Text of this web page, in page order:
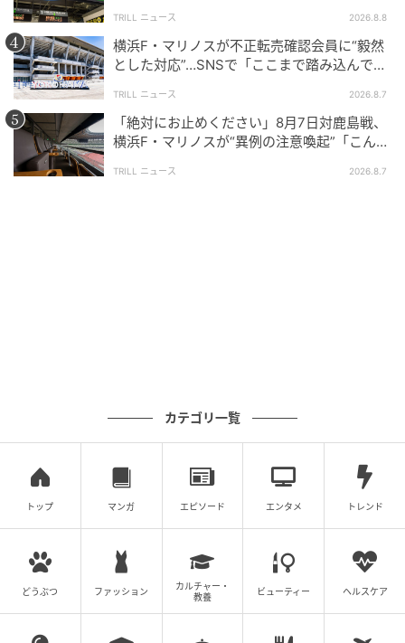
通帳の記帳などすぐ終わることであれば二回ぐらいならやって
もいいと思うけど、振込等の時間がかかることであれば、周り
の方の目もあるので1回で並び直します。
（20代女性・会社員・東海地方）
ATMの台数がいくつあるかにもよりますが、取引が3回以上あ
り、かつ後ろに並んでいる場合は並び直しています。2回の取
ATMで複数の取引を行う場合、「そのまま続
けてもいい」と回答した方の意見
続いて、「そのまま続けてもいい」と回答した方の意
見をご紹介します。
並び直す方が非効率だから
TRILL ニュース 2026.8.8
横浜F・マリノスが不正転売確認会員に“毅然
とした対応”…SNSで「ここまで踏み込んで無
TRILL ニュース 2026.8.7
「絶対にお止めください」8月7日対鹿島戦、
横浜F・マリノスが“異例の注意喚起”「こんな
TRILL ニュース 2026.8.7
カテゴリ一覧
トップ マンガ エピソード エンタメ トレンド
どうぶつ ファッション
カルチャー・
教養
ビューティー ヘルスケア